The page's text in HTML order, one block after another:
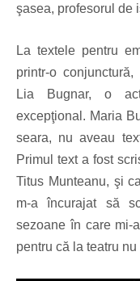
şasea, profesorul de
La textele pentru
printr-o
Lia Bugnar, o
excepţional. Maria
seara, nu aveau
Primul text a fost
Titus Munteanu, şi
m-a încurajat să
sezoane în care mi-
pentru că la teatru